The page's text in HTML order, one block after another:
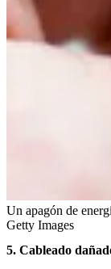
Un apagón de
Getty Images
5. Cableado